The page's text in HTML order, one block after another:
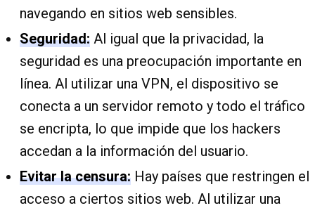
navegando en sitios web sensibles.
Seguridad: Al igual que la privacidad, la
seguridad es una preocupación importante en
línea. Al utilizar una VPN, el dispositivo se
conecta a un servidor remoto y todo el tráfico
se encripta, lo que impide que los hackers
accedan a la información del usuario.
Evitar la censura: Hay países que restringen el
acceso a ciertos sitios web. Al utilizar una